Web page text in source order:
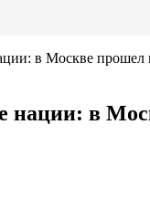
в Москве
нации: в